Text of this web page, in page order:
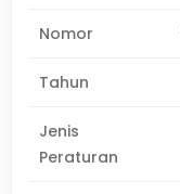
Nomor
Tahun
Jenis
Peraturan